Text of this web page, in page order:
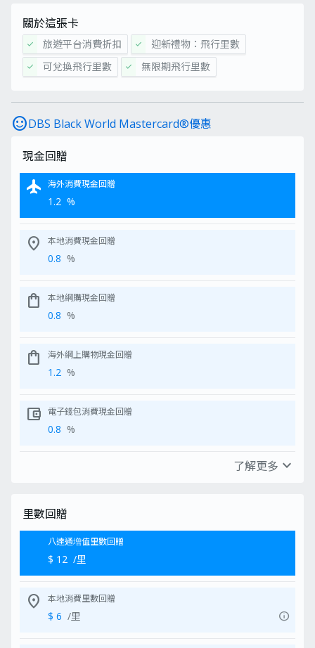
如何領取MoneyHero獨家優惠？
自2026年8月3日中午12時至2026
年8月10日中午12時期間: 全新星
展信用卡客戶經MoneyHero成功
申請DBS Black World
Mastercard® / DBS Eminent Visa
一次過交齊所需文件，以加快批核
收到表格後的7日內，請填妥較早
前經電郵發出之「獎賞換領表
格」，以供MoneyHero與星展銀
行核對獎賞資格
*選擇Max Miles作為獨家獎賞
獎賞的電郵地址需與Hey Max賬戶
的電郵地址相同
過電子郵件寄送一組專屬 Max
打開郵件並點擊連結：點擊專屬連
App Store 或 Google Play 下載；
若已安裝，則直接開啟應用程式）
「MoneyHero 贈送您 Max
Miles」畫面，可選擇「登
輸入電子郵件、密碼並確認密
碼，或使用 Google / Apple
閱讀並同意 HEYMAX《使用條
款》與《隱私權政策》
點擊「註冊」
將顯示「我們正在為您入帳 Max
迎新優惠 2：28”
及確認實體卡
現有客戶於新
關於這張卡
check 旅遊平台消費折扣 check 迎新禮物：飛行里數
check 可兌換飛行里數 check 無限期飛行里數
sentiment_satisfiedDBS Black World Mastercard®優惠
現金回贈
location_on 本地消費現金回贈
0.8 %
flight 海外消費現金回贈
1.2 %
shopping_bag 本地網購現金回贈
0.8 %
shopping_bag 海外網上購物現金回贈
1.2 %
account_balance_wallet 電子錢包消費現金回贈
0.8 %
了解更多 expand_more
里數回贈
location_on 本地消費里數回贈
$ 6 /里 info
八達通増值里數回贈
$ 12 /里